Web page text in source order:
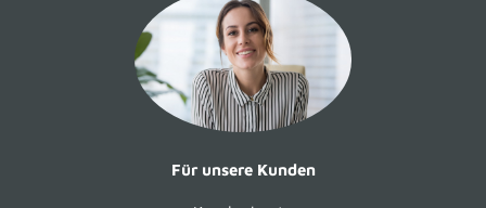
Für unsere Kunden